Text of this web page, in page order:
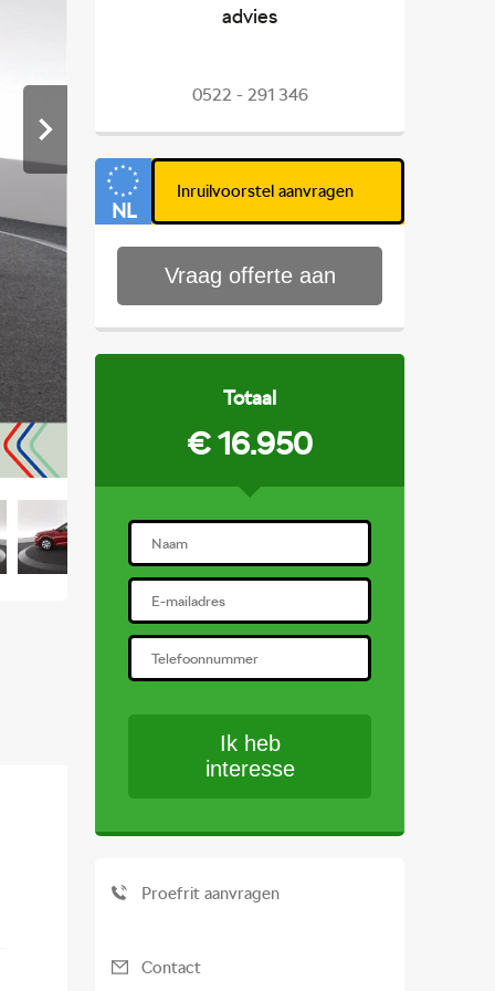
advies
0522 - 291 346
NL
Vraag offerte aan
Totaal
€ 16.950
Ik heb
interesse
Proefrit aanvragen
Contact